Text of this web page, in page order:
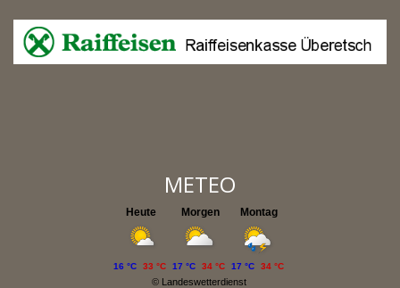
METEO
Heute Morgen Montag
© Landeswetterdienst
16 °C 33 °C 17 °C 34 °C 17 °C 34 °C